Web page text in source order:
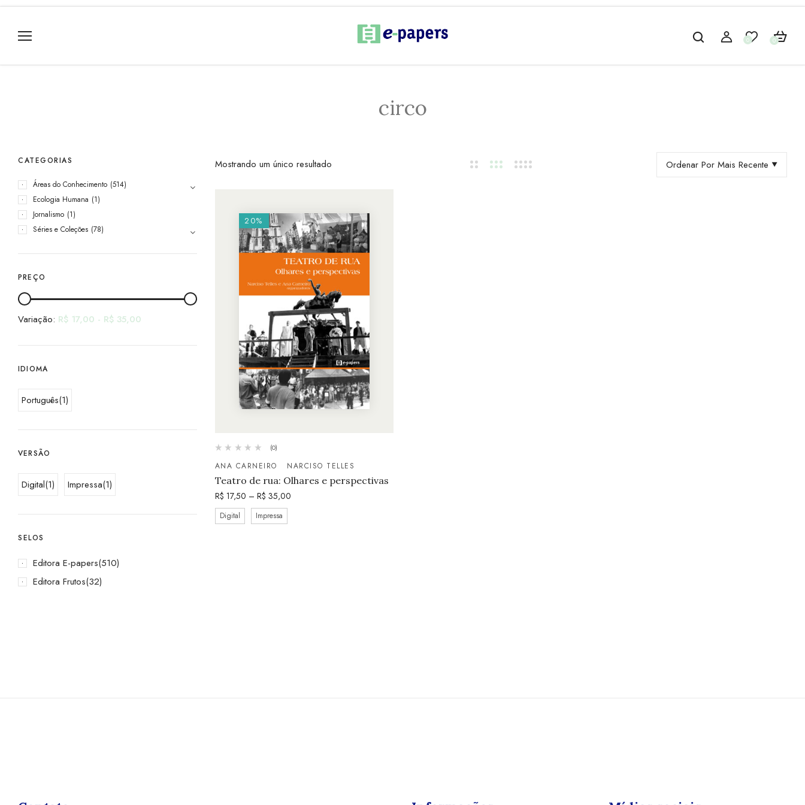
0 0
circo
CATEGORIAS
Áreas do Conhecimento (514)
Ecologia Humana (1)
Jornalismo (1)
Séries e Coleções (78)
PREÇO
Variação: R$ 17,00 - R$ 35,00
IDIOMA
Português(1)
VERSÃO
Digital(1) Impressa(1)
SELOS
Editora E-papers(510)
Editora Frutos(32)
Mostrando um único resultado Ordenar Por Mais Recente
20%
(0)
ANA CARNEIRO NARCISO TELLES
Teatro de rua: Olhares e perspectivas
R$ 17,50 – R$ 35,00
Digital Impressa